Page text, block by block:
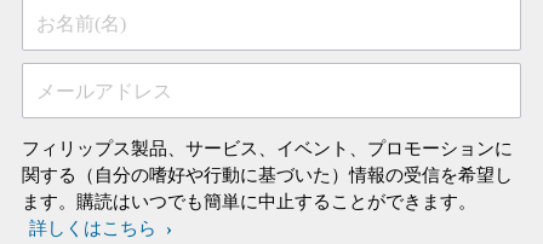
お名前(名)
メールアドレス
フィリップス製品、サービス、イベント、プロモーションに
関する（自分の嗜好や行動に基づいた）情報の受信を希望し
ます。購読はいつでも簡単に中止することができます。
詳しくはこちら